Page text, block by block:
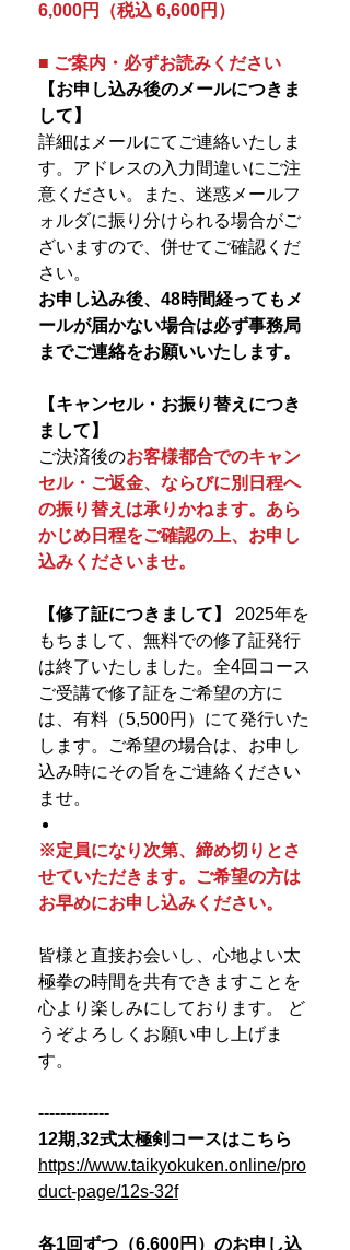
6,000円（税込 6,600円）
■ ご案内・必ずお読みください
【お申し込み後のメールにつきま
して】
詳細はメールにてご連絡いたしま
す。アドレスの入力間違いにご注
意ください。また、迷惑メールフ
ォルダに振り分けられる場合がご
ざいますので、併せてご確認くだ
さい。
お申し込み後、48時間経ってもメ
ールが届かない場合は必ず事務局
までご連絡をお願いいたします。
【キャンセル・お振り替えにつき
まして】
ご決済後のお客様都合でのキャン
セル・ご返金、ならびに別日程へ
の振り替えは承りかねます。あら
かじめ日程をご確認の上、お申し
込みくださいませ。
【修了証につきまして】
2025年を
もちまして、無料での修了証発行
は終了いたしました。全4回コース
ご受講で修了証をご希望の方に
は、有料（5,500円）にて発行いた
します。ご希望の場合は、お申し
込み時にその旨をご連絡ください
ませ。
※定員になり次第、締め切りとさ
せていただきます。ご希望の方は
お早めにお申し込みください。
皆様と直接お会いし、心地よい太
極拳の時間を共有できますことを
心より楽しみにしております。 ど
うぞよろしくお願い申し上げま
す。
-------------
12期,32式太極剣コースはこちら
https://www.taikyokuken.online/pro
duct-page/12s-32f
各1回ずつ（6,600円）のお申し込